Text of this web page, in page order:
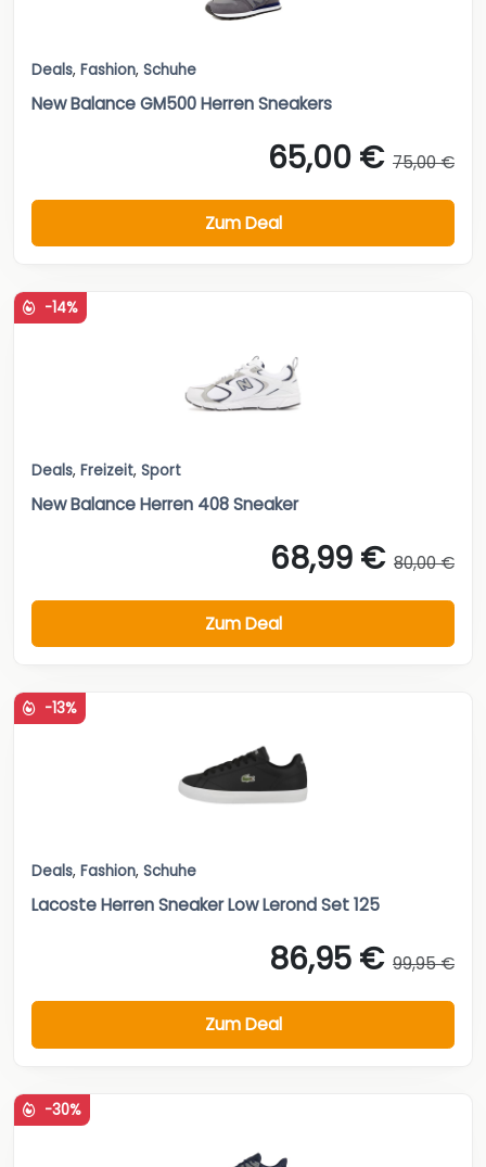
Deals, Fashion, Schuhe
New Balance GM500 Herren Sneakers
65,00 € 75,00 €
Zum Deal
-14%
Deals, Freizeit, Sport
New Balance Herren 408 Sneaker
68,99 € 80,00 €
Zum Deal
-13%
Deals, Fashion, Schuhe
Lacoste Herren Sneaker Low Lerond Set 125
86,95 € 99,95 €
Zum Deal
-30%